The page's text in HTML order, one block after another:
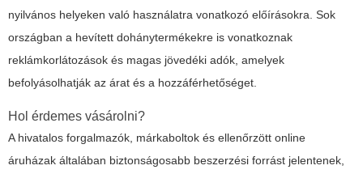
nyilvános helyeken való használatra vonatkozó előírásokra. Sok
országban a hevített dohánytermékekre is vonatkoznak
reklámkorlátozások és magas jövedéki adók, amelyek
befolyásolhatják az árat és a hozzáférhetőséget.
Hol érdemes vásárolni?
A hivatalos forgalmazók, márkaboltok és ellenőrzött online
áruházak általában biztonságosabb beszerzési forrást jelentenek,